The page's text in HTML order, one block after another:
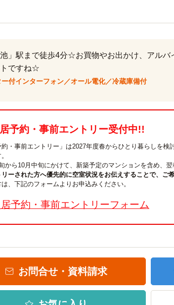
池」駅まで徒歩4分☆お買物やお出かけ、アル
ですね☆
ー付インターフォン／オール電化／冷蔵庫備付
予約・事前エントリー受付中!!
約・事前エントリー」は2027年度春からひとり暮らしを
から10月中旬にかけて、新築予定のマンションを含め、
ーされた方へ優先的に空室状況をお伝えすることで、ご
、下記のフォームよりお申込みください。
予約・事前エントリーフォーム
お問合せ・資料請求